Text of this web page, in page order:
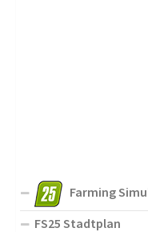
Farming
FS25 Stadtplan